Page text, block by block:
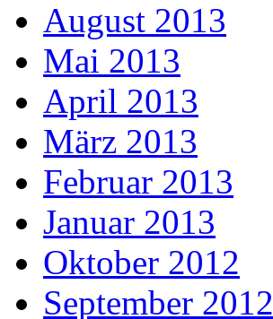
August 2013
Mai 2013
April 2013
März 2013
Februar 2013
Januar 2013
Oktober 2012
September 2012